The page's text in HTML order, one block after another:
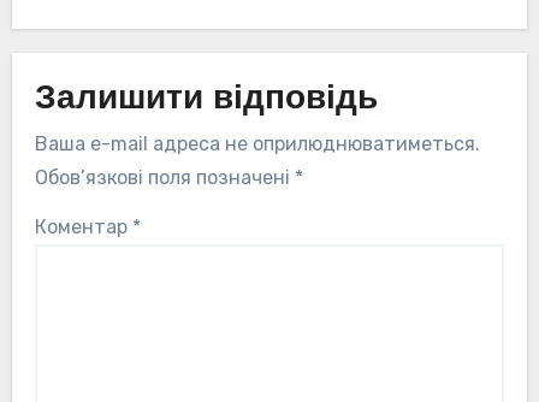
Залишити відповідь
Ваша e-mail адреса не оприлюднюватиметься.
Обов’язкові поля позначені *
Коментар *